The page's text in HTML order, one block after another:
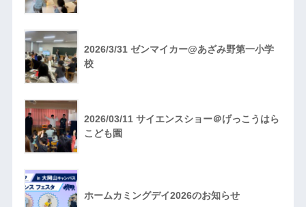
2026/3/31 ゼンマイカー@あざみ野第一小学
校
2026/03/11 サイエンスショー＠げっこうはら
こども園
ホームカミングデイ2026のお知らせ